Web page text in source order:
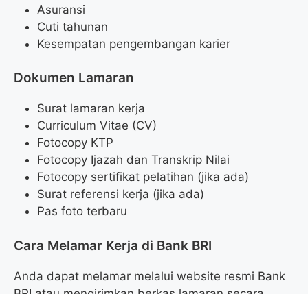
Asuransi
Cuti tahunan
Kesempatan pengembangan karier
Dokumen Lamaran
Surat lamaran kerja
Curriculum Vitae (CV)
Fotocopy KTP
Fotocopy Ijazah dan Transkrip Nilai
Fotocopy sertifikat pelatihan (jika ada)
Surat referensi kerja (jika ada)
Pas foto terbaru
Cara Melamar Kerja di Bank BRI
Anda dapat melamar melalui website resmi Bank